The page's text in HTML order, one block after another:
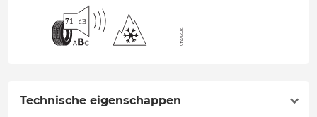
Technische eigenschappen